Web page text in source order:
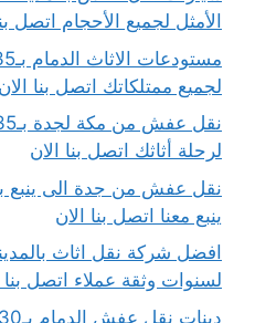
الأمثل لجميع الأحجام اتصل
لجميع ممتلكاتك اتصل بنا الان
لرحلة أثاثك اتصل بنا الان
ينبع معنا اتصل بنا الان
لسنوات وثقة عملاء اتصل بنا